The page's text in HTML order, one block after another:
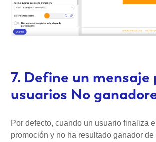
7. Define un mensaje
usuarios No
Por defecto, cuando un usuario finaliza
promoción y no ha resultado ganador de